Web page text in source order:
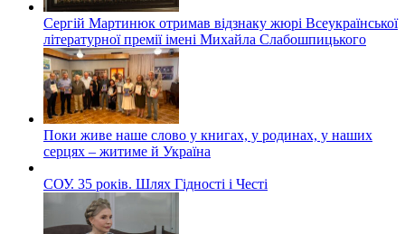
Сергій Мартинюк отримав відзнаку жюрі Всеукраїнської
літературної премії імені Михайла Слабошпицького
Поки живе наше слово у книгах, у родинах, у наших
серцях – житиме й Україна
СОУ. 35 років. Шлях Гідності і Честі